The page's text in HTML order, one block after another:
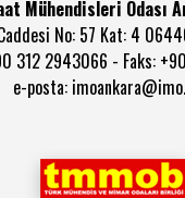
Mühendisleri Odası
No: 57 Kat: 4
312 2943066 - Faks:
e-posta: